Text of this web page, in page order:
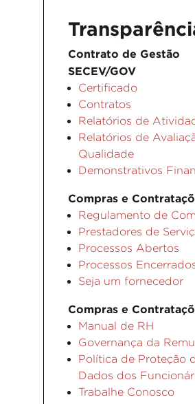
Contrato de Gestão
SECEV/GOV
Certificado
Contratos
Relatórios de
Relatórios de
Qualidade
Demonstrativos
Compras e
Regulamento de
Prestadores de
Processos Abertos
Processos
Seja um fornecedor
Compras e
Manual de RH
Governança da
Política de Proteção
Dados dos
Trabalhe Conosco